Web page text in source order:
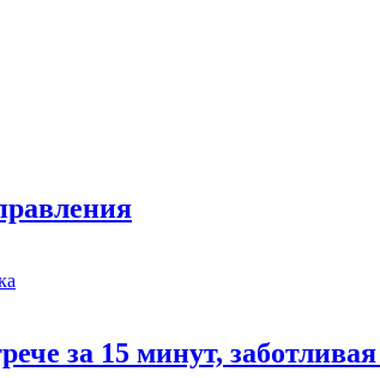
за 15 минут,